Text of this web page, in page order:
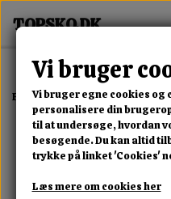
Forside Erotisk Kollektion
Vi bruger
Vi bruger egne cookies
personalisere din
til at undersøge, hvordan
besøgende. Du kan altid
trykke på linket 'Cookies'
Læs mere om cookies her